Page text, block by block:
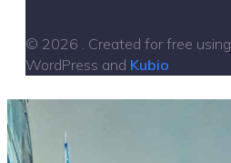
© 2026 . Created for free using
WordPress and Kubio